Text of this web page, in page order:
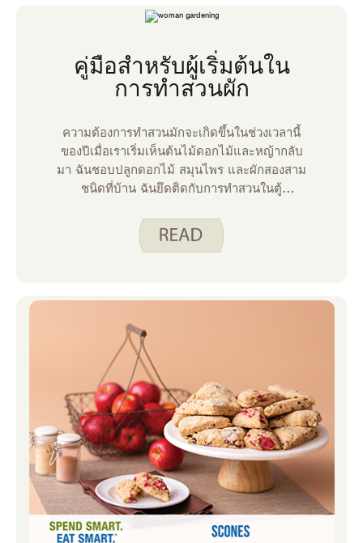
จะเกิดอะไรขึ้นถ้าเมล็ดไม่เติบโต? จะเกิดอะไร
ขึ้นถ้าสัตว์กินพืช? จะเกิดอะไรขึ้นถ้าเราไม่ชอบ
คู่มือสําหรับผู้เริ่มต้นใน
การทําสวนผัก
ความต้องการทําสวนมักจะเกิดขึ้นในช่วงเวลานี้
ของปีเมื่อเราเริ่มเห็นต้นไม้ดอกไม้และหญ้ากลับ
มา ฉันชอบปลูกดอกไม้ สมุนไพร และผักสองสาม
ชนิดที่บ้าน ฉันยึดติดกับการทําสวนในตู้
หรือแปลงในพื้นดิน แม้ในระดับที่เล็กมาก แต่การ
ทําสวนก็เป็นที่มาของความสุขสําหรับฉัน การทํา
สนับสนุนสุขภาพร่างกายและจิตใจที่ดีผ่านการออ
สวนยังสามารถเป็นจุดเชื่อมโยงที่มีคุณค่าระหว่าง
ผู้คน ไม่ว่าจะเป็นการพูดคุยกับเพื่อน ๆ เกี่ยวกับ
สิ่งที่คุณวางแผนจะปลูกหรือแบ่งปันการเก็บเกี่ยว
ของคุณกับครอบครัวหรือเพื่อนบ้าน